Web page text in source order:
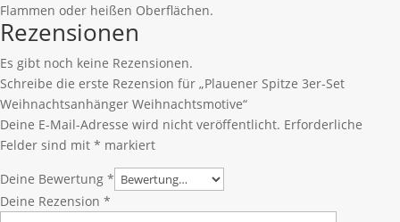
Flammen oder heißen Oberflächen.
Rezensionen
Es gibt noch keine Rezensionen.
Schreibe die erste Rezension für „Plauener Spitze 3er-Set
Weihnachtsanhänger Weihnachtsmotive“
Deine E-Mail-Adresse wird nicht veröffentlicht. Erforderliche
Felder sind mit * markiert
Deine Bewertung *
Deine Rezension *